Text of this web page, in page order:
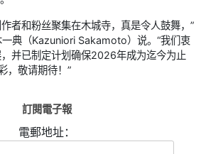
者和粉丝聚集在木城寺，真是令人鼓舞，”
典（Kazuniori Sakamoto）说。“我们衷
并已制定计划确保2026年成为迄今为止
，敬请期待！”
訂閱電子報
電郵地址：